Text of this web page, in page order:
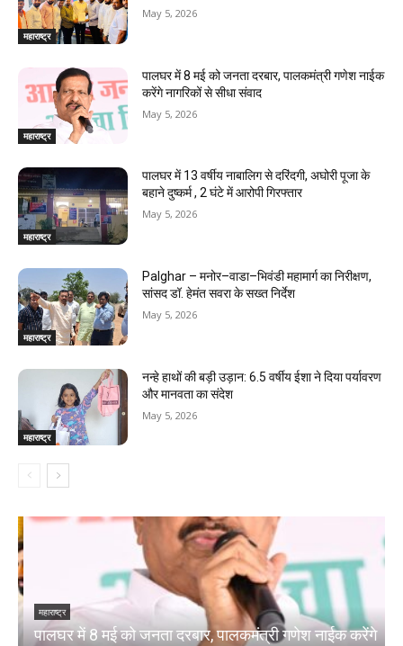
महाराष्ट्र
May 5, 2026
महाराष्ट्र
पालघर में 8 मई को जनता दरबार, पालकमंत्री गणेश नाईक
करेंगे नागरिकों से सीधा संवाद
May 5, 2026
महाराष्ट्र
पालघर में 13 वर्षीय नाबालिग से दरिंदगी, अघोरी पूजा के
बहाने दुष्कर्म , 2 घंटे में आरोपी गिरफ्तार
May 5, 2026
महाराष्ट्र
Palghar – मनोर–वाडा–भिवंडी महामार्ग का निरीक्षण,
सांसद डॉ. हेमंत सवरा के सख्त निर्देश
May 5, 2026
महाराष्ट्र
नन्हे हाथों की बड़ी उड़ान: 6.5 वर्षीय ईशा ने दिया पर्यावरण
और मानवता का संदेश
May 5, 2026
महाराष्ट्र
पालघर में 8 मई को जनता दरबार, पालकमंत्री गणेश नाईक करेंगे